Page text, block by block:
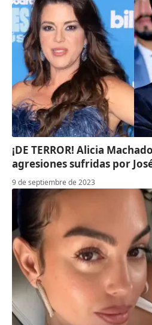
¡DE TERROR! Alicia
agresiones sufridas por
9 de septiembre de 2023